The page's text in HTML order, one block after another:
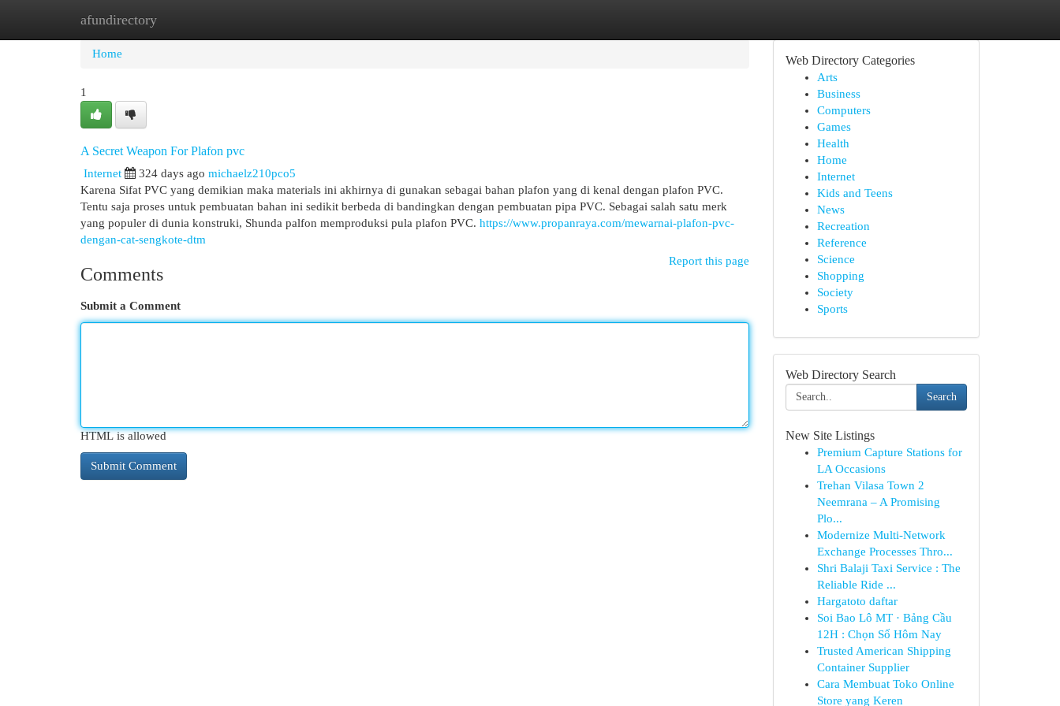
afundirectory
Home
Home
1
A Secret Weapon For Plafon pvc
Internet 324 days ago michaelz210pco5
Karena Sifat PVC yang demikian maka materials ini akhirnya di gunakan sebagai bahan plafon yang di kenal dengan plafon PVC.
Tentu saja proses untuk pembuatan bahan ini sedikit berbeda di bandingkan dengan pembuatan pipa PVC. Sebagai salah satu merk
yang populer di dunia konstruki, Shunda palfon memproduksi pula plafon PVC. https://www.propanraya.com/mewarnai-plafon-pvc-
dengan-cat-sengkote-dtm
Report this page
Comments
Submit a Comment
HTML is allowed
Web Directory Categories
Arts
Business
Computers
Games
Health
Home
Internet
Kids and Teens
News
Recreation
Reference
Science
Shopping
Society
Sports
Web Directory Search
Search
New Site Listings
Premium Capture Stations for
LA Occasions
Trehan Vilasa Town 2
Neemrana – A Promising
Plo...
Modernize Multi-Network
Exchange Processes Thro...
Shri Balaji Taxi Service : The
Reliable Ride ...
Hargatoto daftar
Soi Bao Lô MT · Bảng Cầu
12H : Chọn Số Hôm Nay
Trusted American Shipping
Container Supplier
Cara Membuat Toko Online
Store yang Keren